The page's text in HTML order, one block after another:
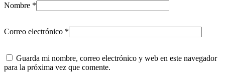
Nombre *
Correo electrónico *
Guarda mi nombre, correo electrónico y web en este navegador
para la próxima vez que comente.